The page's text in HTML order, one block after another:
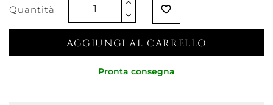
Quantità favorite_border
AGGIUNGI AL CARRELLO
Pronta consegna